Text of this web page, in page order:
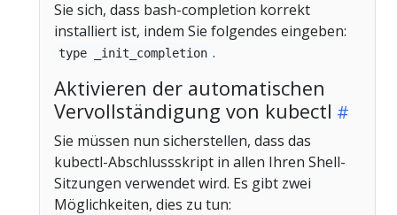
Sie sich, dass bash-completion korrekt
installiert ist, indem Sie folgendes eingeben:
type _init_completion .
Aktivieren der automatischen
Vervollständigung von kubectl
Sie müssen nun sicherstellen, dass das
kubectl-Abschlussskript in allen Ihren Shell-
Sitzungen verwendet wird. Es gibt zwei
Möglichkeiten, dies zu tun: